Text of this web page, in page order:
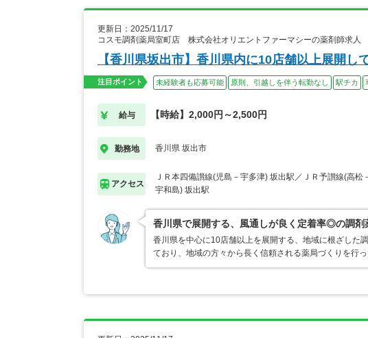
更新日：2025/11/17
コスモ調剤薬局室町店 株式会社オリエントファーマシーの薬剤師求人
【香川県坂出市】香川県内に10店舗以上展開し
注目ポイント 未経験者も応募可能 原則、引越しを伴う転勤なし 駅チカ
給与 【時給】2,000円～2,500円
勤務地 香川県 坂出市
アクセス
ＪＲ本四備讃線(児島－宇多津) 坂出駅／ＪＲ予讃線(高松
宇和島) 坂出駅
香川県で展開する、風通しが良く定着率◎の調剤
香川県を中心に10店舗以上を展開する、地域に根ざした
ており、地域の方々から長く信頼される薬局づくりを行